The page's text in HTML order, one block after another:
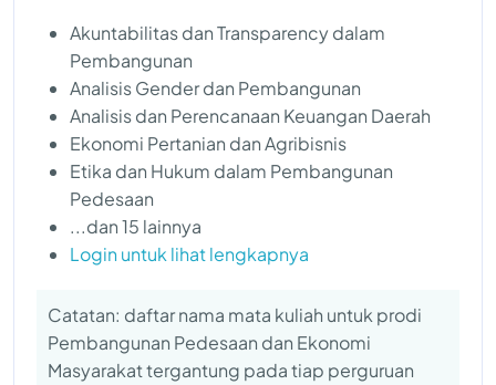
Akuntabilitas dan Transparency dalam
Pembangunan
Analisis Gender dan Pembangunan
Analisis dan Perencanaan Keuangan Daerah
Ekonomi Pertanian dan Agribisnis
Etika dan Hukum dalam Pembangunan
Pedesaan
...dan 15 lainnya
Login untuk lihat lengkapnya
Catatan: daftar nama mata kuliah untuk prodi
Pembangunan Pedesaan dan Ekonomi
Masyarakat tergantung pada tiap perguruan